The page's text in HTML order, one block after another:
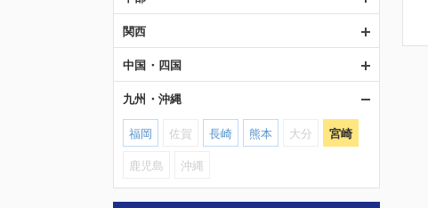
関西
中国・四国
九州・沖縄
福岡 佐賀 長崎 熊本 大分
宮崎
鹿児島
沖縄